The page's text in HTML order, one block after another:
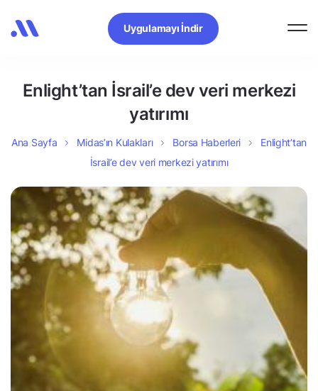
Uygulamayı İndir
Enlight’tan İsrail’e dev veri merkezi
yatırımı
Ana Sayfa Midas’ın Kulakları Borsa Haberleri
Enlight’tan
İsrail’e dev veri merkezi yatırımı